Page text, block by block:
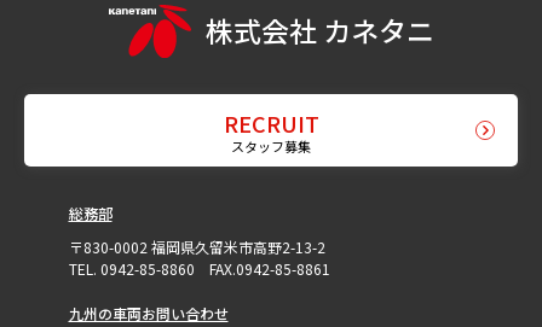
株式会社 カネタニ
RECRUIT
スタッフ募集
総務部
〒830-0002 福岡県久留米市高野2-13-2
TEL. 0942-85-8860 FAX.0942-85-8861
九州の車両お問い合わせ